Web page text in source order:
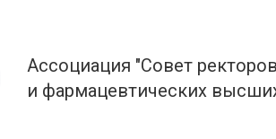
Ассоциация "Совет
и фармацевтических